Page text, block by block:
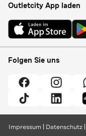
Outletcity App laden
Folgen Sie uns
Impressum Datenschutz